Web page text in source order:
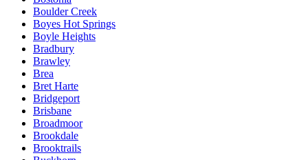
Boulder Creek
Boyes Hot Springs
Boyle Heights
Bradbury
Brawley
Brea
Bret Harte
Bridgeport
Brisbane
Broadmoor
Brookdale
Brooktrails